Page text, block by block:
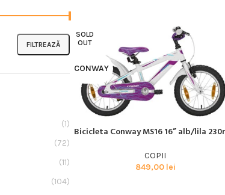
FILTREAZĂ
(1)
(72)
(11)
(104)
SOLD
OUT
CONWAY
CITEȘTE MAI MULT
Bicicleta Conway MS16 16” alb/lila
COPII
849,00 lei